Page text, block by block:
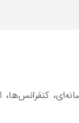
کنفرانس‌ها،